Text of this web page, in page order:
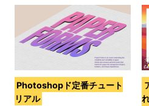
Photoshopド定番チュート
リアル